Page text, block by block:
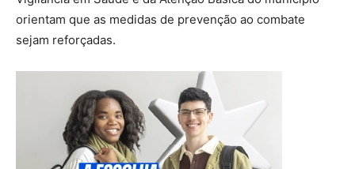
orientam que as medidas de prevenção ao combate
sejam reforçadas.